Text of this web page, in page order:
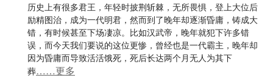
历史上有很多君王，年轻时披荆斩棘，无所畏惧，登上大位后
励精图治，成为一代明君，然而到了晚年却逐渐昏庸，铸成大
错，有时候甚至下场凄凉。比如汉武帝，晚年就犯下许多错
误，而今天我们要说的这位更惨，曾经也是一代霸主，晚年却
因为昏庸而导致活活饿死，死后长达两个月无人为其下
葬……更多